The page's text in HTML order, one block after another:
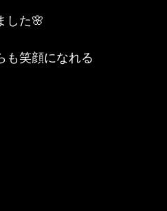
した🌸
も笑顔になれる